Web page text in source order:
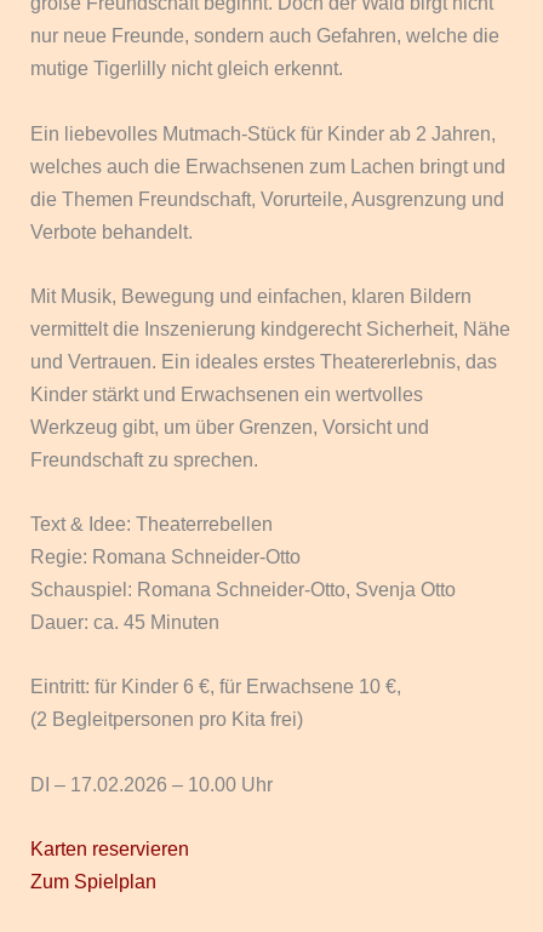
nur neue Freunde, sondern auch Gefahren, welche die
mutige Tigerlilly nicht gleich erkennt.
Ein liebevolles Mutmach-Stück für Kinder ab 2 Jahren,
welches auch die Erwachsenen zum Lachen bringt und
die Themen Freundschaft, Vorurteile, Ausgrenzung und
Verbote behandelt.
Mit Musik, Bewegung und einfachen, klaren Bildern
vermittelt die Inszenierung kindgerecht Sicherheit, Nähe
und Vertrauen. Ein ideales erstes Theatererlebnis, das
Kinder stärkt und Erwachsenen ein wertvolles
Werkzeug gibt, um über Grenzen, Vorsicht und
Freundschaft zu sprechen.
Text & Idee: Theaterrebellen
Regie: Romana Schneider-Otto
Schauspiel: Romana Schneider-Otto, Svenja Otto
Dauer: ca. 45 Minuten
Eintritt: für Kinder 6 €, für Erwachsene 10 €,
(2 Begleitpersonen pro Kita frei)
DI – 17.02.2026 – 10.00 Uhr
Karten reservieren
Zum Spielplan